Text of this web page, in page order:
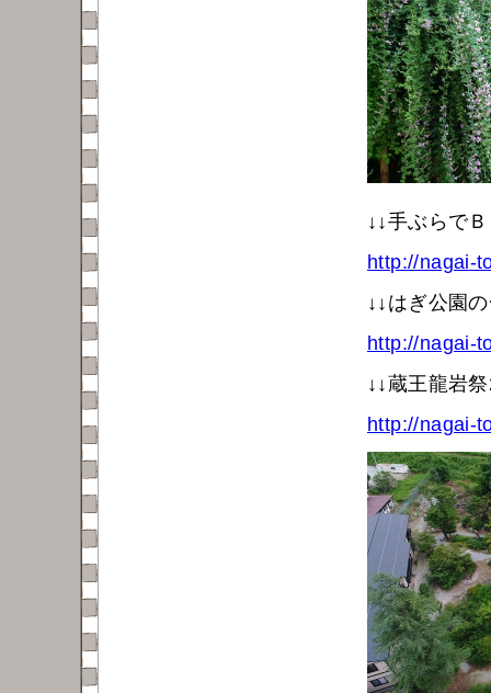
↓↓手ぶらで
http://nagai-
↓↓はぎ公園
http://nagai-
↓↓蔵王龍岩
http://nagai-